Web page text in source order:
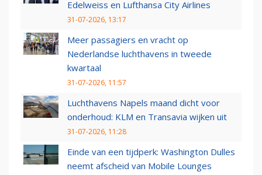
Edelweiss en Lufthansa City Airlines
31-07-2026, 13:17
Meer passagiers en vracht op
Nederlandse luchthavens in tweede
kwartaal
31-07-2026, 11:57
Luchthavens Napels maand dicht voor
onderhoud: KLM en Transavia wijken uit
31-07-2026, 11:28
Einde van een tijdperk: Washington Dulles
neemt afscheid van Mobile Lounges